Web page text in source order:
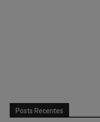
Posts Recentes